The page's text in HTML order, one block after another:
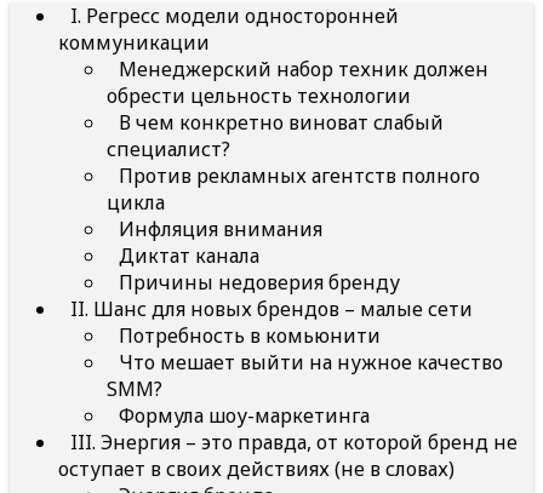
I. Регресс модели односторонней
коммуникации
Менеджерский набор техник должен
обрести цельность технологии
В чем конкретно виноват слабый
специалист?
Против рекламных агентств полного
цикла
Инфляция внимания
Диктат канала
Причины недоверия бренду
II. Шанс для новых брендов – малые сети
Потребность в комьюнити
Что мешает выйти на нужное качество
SMM?
Формула шоу-маркетинга
III. Энергия – это правда, от которой бренд не
оступает в своих действиях (не в словах)